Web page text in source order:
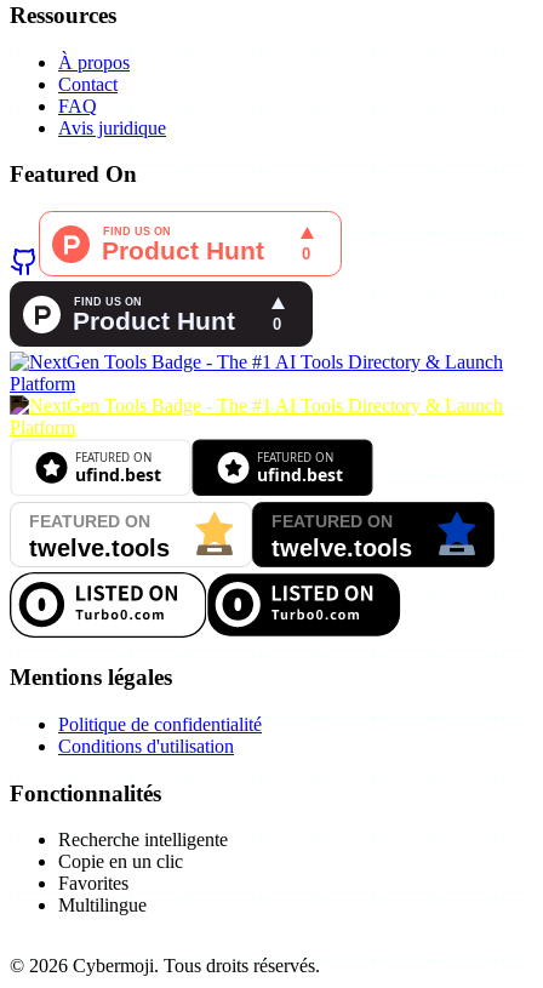
Ressources
À propos
Contact
FAQ
Avis juridique
Featured On
Mentions légales
Politique de confidentialité
Conditions d'utilisation
Fonctionnalités
Recherche intelligente
Copie en un clic
Favorites
Multilingue
© 2026 Cybermoji. Tous droits réservés.